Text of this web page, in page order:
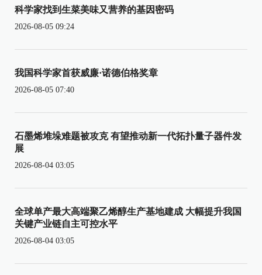
科学家找到生菜美味又营养的基因密码
2026-08-05 09:24
我国科学家首获威廉·诺德伯格奖章
2026-08-05 07:40
石墨烯堆垛难题被攻克 有望推动新一代拓扑量子器件发
展
2026-08-04 03:05
全球单产最大高端聚乙烯醇生产基地建成 大幅提升我国
关键产业链自主可控水平
2026-08-04 03:05